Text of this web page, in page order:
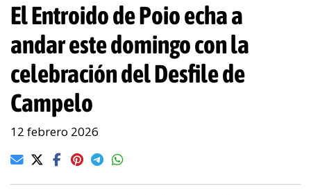
El Entroido de Poio echa a
andar este domingo con la
celebración del Desfile de
Campelo
12 febrero 2026